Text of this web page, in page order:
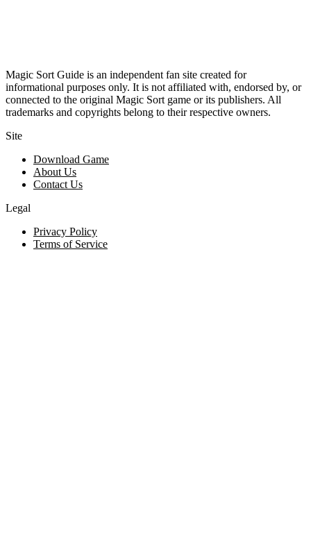
Magic Sort Guide is an independent fan site created for
informational purposes only. It is not affiliated with, endorsed by, or
connected to the original Magic Sort game or its publishers. All
trademarks and copyrights belong to their respective owners.
Site
Download Game
About Us
Contact Us
Legal
Privacy Policy
Terms of Service